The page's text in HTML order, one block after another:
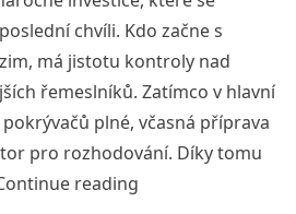
chvíli. Kdo začne s
má jistotu kontroly nad
řemeslníků. Zatímco v hlavní
plné, včasná příprava
pro rozhodování. Díky tomu
reading